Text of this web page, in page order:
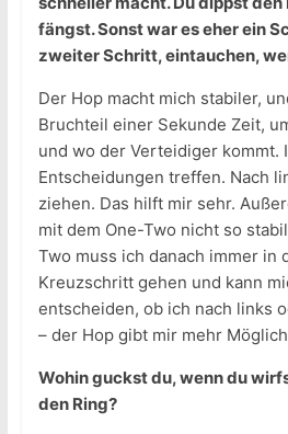
fängst. Sonst war es eher ein
zweiter Schritt, eintauchen,
Der Hop macht mich stabiler,
Bruchteil einer Sekunde Zeit,
und wo der Verteidiger kommt.
Entscheidungen treffen. Nach
ziehen. Das hilft mir sehr.
mit dem One-Two nicht so
Two muss ich danach immer in
Kreuzschritt gehen und kann
entscheiden, ob ich nach links
– der Hop gibt mir mehr
Wohin guckst du, wenn du
den Ring?